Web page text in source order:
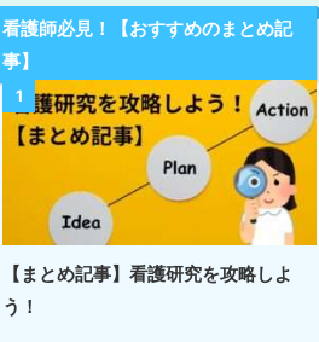
看護師必見！【おすすめのまとめ記
事】
1
【まとめ記事】看護研究を攻略しよ
う！